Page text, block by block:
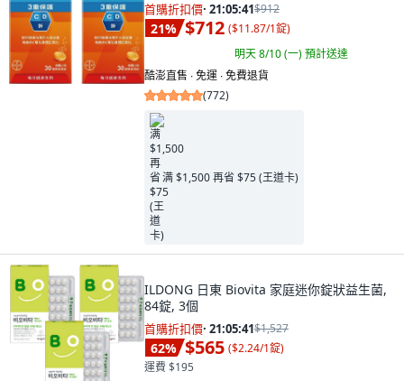
首購折扣價· 21:05:40$912
21% $712 ($11.87/1錠)
明天 8/10 (一)預計送達
酷澎直售 ∙ 免運 ∙ 免費退貨
(772)
满 $1,500 再省 $75 (王道卡)
ILDONG 日東 Biovita 家庭迷你錠狀益生菌,
84錠, 3個
首購折扣價· 21:05:40$1,527
62% $565 ($2.24/1錠)
運費 $195